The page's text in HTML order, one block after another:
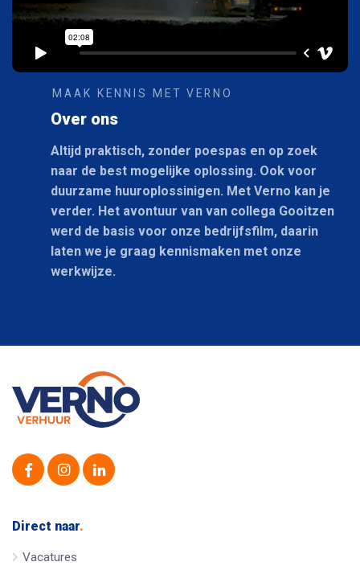
MAAK KENNIS MET VERNO
Over ons
Altijd praktisch, zonder poespas en op zoek
naar de best mogelijke oplossing. Ook voor
duurzame huuroplossinigen. Met Verno kan je
verder. Het avontuur van van collega Gooitzen
werd de basis voor onze bedrijfsfilm, daarin
laten we je graag kennismaken met onze
werkwijze.
Direct naar.
Vacatures